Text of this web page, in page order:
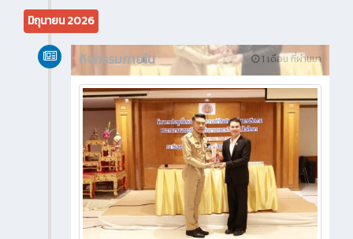
มิถุนายน 2026
1 เดือน ที่ผ่านมา
กิจกรรมภายใน